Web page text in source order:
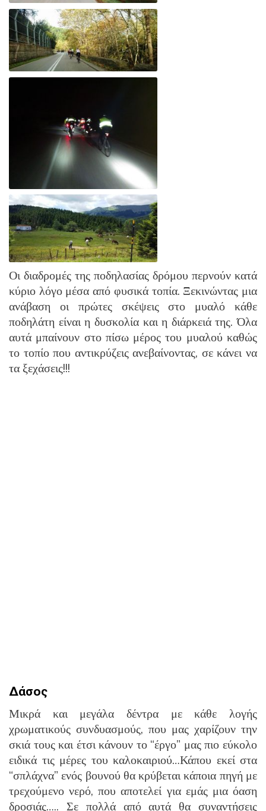
Οι διαδρομές της ποδηλασίας δρόμου περνούν κατά
κύριο λόγο μέσα από φυσικά τοπία. Ξεκινώντας μια
ανάβαση οι πρώτες σκέψεις στο μυαλό κάθε
ποδηλάτη είναι η δυσκολία και η διάρκειά της. Όλα
αυτά μπαίνουν στο πίσω μέρος του μυαλού καθώς
το τοπίο που αντικρύζεις ανεβαίνοντας, σε κάνει να
τα ξεχάσεις!!!
Δάσος
Μικρά και μεγάλα δέντρα με κάθε λογής
χρωματικούς συνδυασμούς, που μας χαρίζουν την
σκιά τους και έτσι κάνουν το “έργο” μας πιο εύκολο
ειδικά τις μέρες του καλοκαιριού…Κάπου εκεί στα
“σπλάχνα” ενός βουνού θα κρύβεται κάποια πηγή με
τρεχούμενο νερό, που αποτελεί για εμάς μια όαση
δροσιάς….. Σε πολλά από αυτά θα συναντήσεις